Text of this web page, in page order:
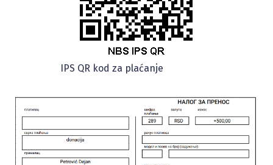
IPS QR kod za plaćanje